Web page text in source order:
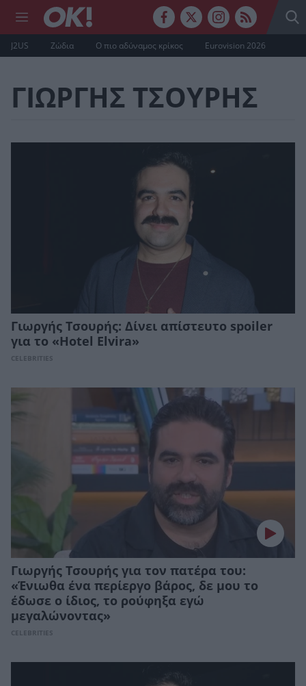
J2US Ζώδια Ο πιο αδύναμος κρίκος Eurovision 2026
ΓΙΩΡΓΗΣ ΤΣΟΥΡΗΣ
Γιωργής Τσουρής: Δίνει απίστευτο spoiler
για το «Hotel Elvira»
CELEBRITIES
Γιωργής Τσουρής για τον πατέρα του:
«Ένιωθα ένα περίεργο βάρος, δε μου το
έδωσε ο ίδιος, το ρούφηξα εγώ
μεγαλώνοντας»
CELEBRITIES